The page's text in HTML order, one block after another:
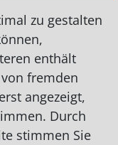
zu gestalten
enthält
fremden
angezeigt,
Durch
stimmen Sie